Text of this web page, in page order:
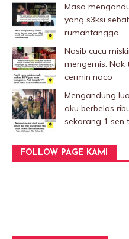
Masa
yang s3ksi
rumahtangga
Nasib cucu
mengemis. Nak
cermin naco
Mengandung
aku berbelas
sekarang 1 sen
FOLLOW PAGE KAMI